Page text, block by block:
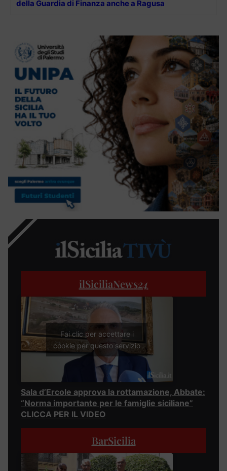
della Guardia di Finanza anche a Ragusa
ilSiciliaNews24
Fai clic per accettare i
cookie per questo servizio
Sala d’Ercole approva la rottamazione, Abbate:
“Norma importante per le famiglie siciliane”
CLICCA PER IL VIDEO
BarSicilia